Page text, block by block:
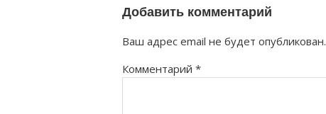
Добавить комментарий
Ваш адрес email не будет опубликован.
Комментарий *